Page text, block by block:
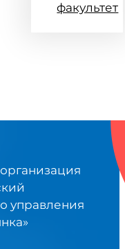
факультет
управления